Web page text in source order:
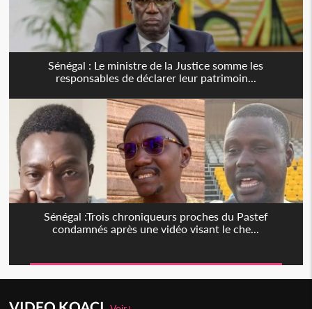
Sénégal : Le ministre de la Justice somme les
responsables de déclarer leur patrimoin...
Sénégal :Trois chroniqueurs proches du Pastef
condamnés après une vidéo visant le che...